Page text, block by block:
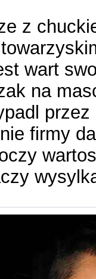
z
wart
na
firmy